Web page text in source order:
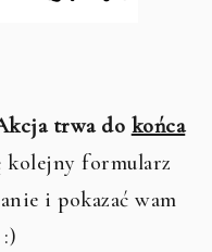
trwa do końca
kolejny formularz
i pokazać wam